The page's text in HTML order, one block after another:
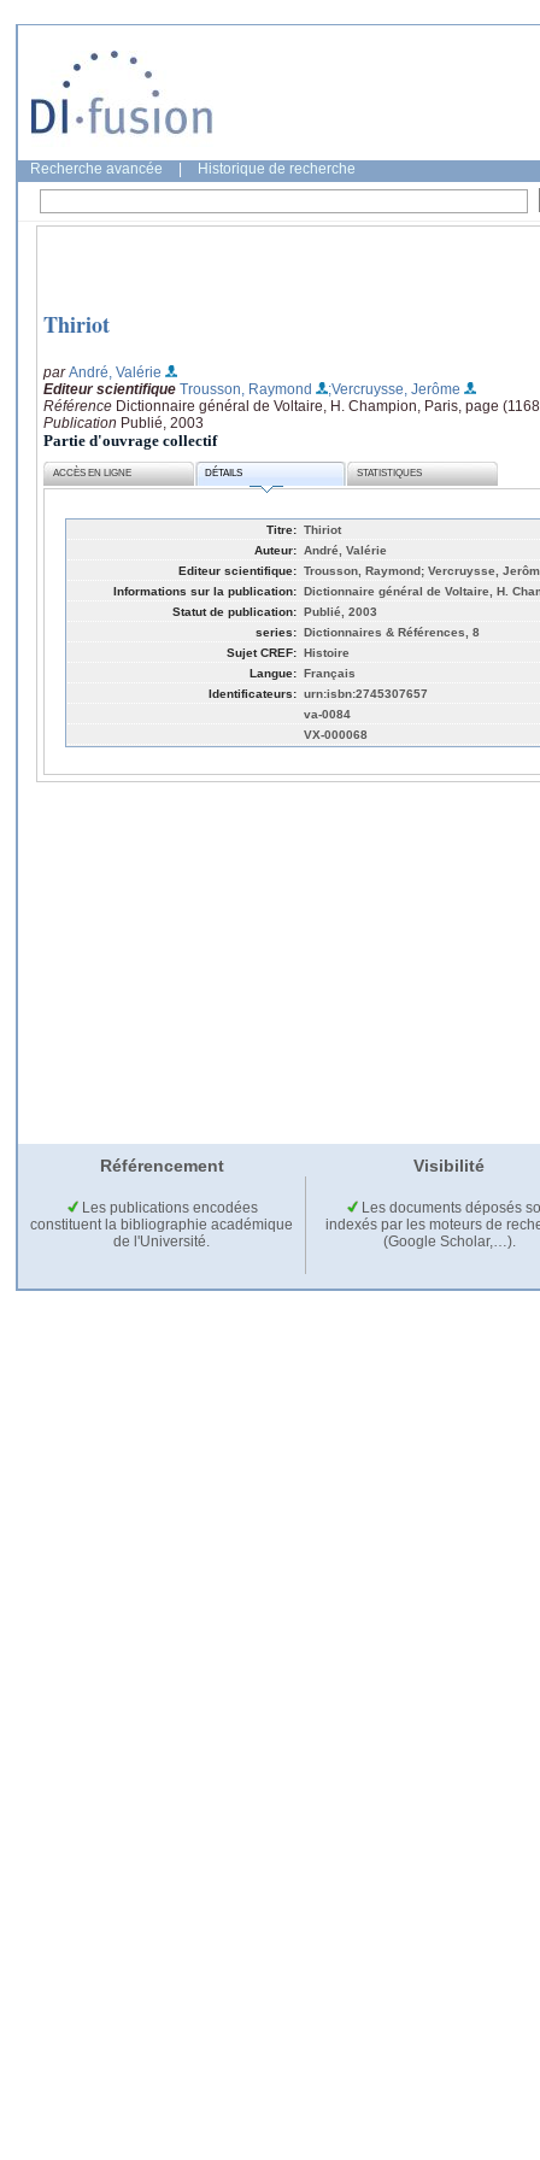
Recherche avancée Historique de recherche
Thiriot
parAndré, Valérie
Editeur scientifique Trousson, Raymond
;Vercruysse, Jerôme
Référence Dictionnaire général de Voltaire, H. Champion, Paris, page
Publication Publié, 2003
Partie d'ouvrage collectif
ACCÈS EN LIGNE DÉTAILS STATISTIQUES
Titre: Thiriot
Auteur: André, Valérie
Editeur scientifique: Trousson, Raymond; Vercruysse,
Informations sur la publication: Dictionnaire général de Voltaire, H.
Statut de publication: Publié, 2003
series: Dictionnaires & Références, 8
Sujet CREF: Histoire
Langue: Français
Identificateurs: urn:isbn:2745307657
va-0084
VX-000068
Référencement Visibilité
Les publications encodées
constituent la bibliographie académique
de l'Université.
Les documents déposés
indexés par les moteurs de
(Google Scholar,…).